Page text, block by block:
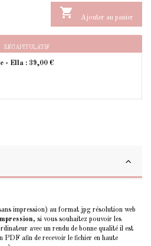
 Ajouter au panier
RÉCAPITULATIF
- Ella : 39,00 €
impression) au format jpg résolution web
, si vous souhaitez pouvoir les
avec un rendu de bonne qualité il est
PDF afin de recevoir le fichier en haute